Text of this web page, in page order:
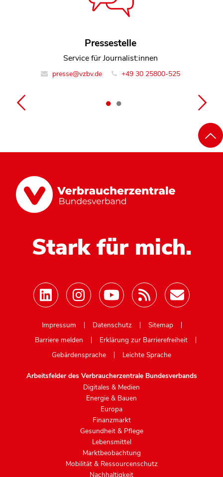
Pressestelle
Service für Journalist:innen
presse@vzbv.de +49 30 25800-525
Henning Fischer
Referent Team Musterfeststellungsklagen
mfk@vzbv.de (030) 258 00-0
Stark für mich.
Impressum
Datenschutz
Sitemap
Barriere melden
Erklärung zur Barrierefreiheit
Gebärdensprache
Leichte Sprache
Arbeitsfelder des Verbraucherzentrale Bundesverbands
Digitales & Medien
Energie & Bauen
Europa
Finanzmarkt
Gesundheit & Pflege
Lebensmittel
Marktbeobachtung
Mobilität & Ressourcenschutz
Nachhaltigkeit